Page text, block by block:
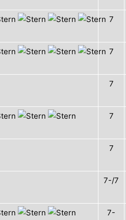
7
7
7
7
7
7-/7
7-